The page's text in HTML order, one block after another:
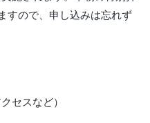
すので、申し込みは忘れず
セスなど）